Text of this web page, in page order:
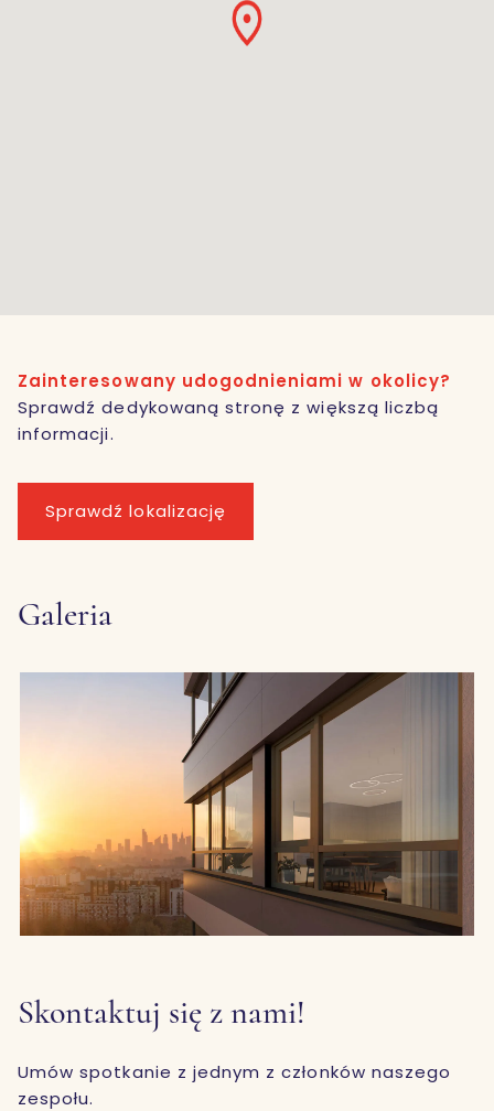
Zainteresowany udogodnieniami w okolicy?
Sprawdź dedykowaną stronę z większą liczbą
informacji.
Sprawdź lokalizację
Galeria
Skontaktuj się z nami!
Umów spotkanie z jednym z członków naszego
zespołu.